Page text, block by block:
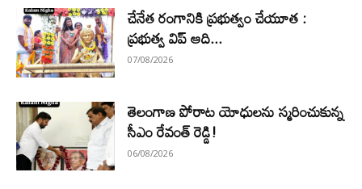
చేనేత రంగానికి ప్రభుత్వం చేయూత :
ప్రభుత్వ విప్ ఆది...
07/08/2026
తెలంగాణ పోరాట యోధులను స్మరించుకున్న
సీఎం రేవంత్ రెడ్డి!
06/08/2026